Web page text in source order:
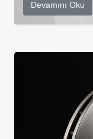
Devamını Oku